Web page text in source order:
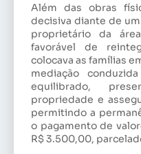
Além das obras
decisiva diante de
proprietário da
favorável de
colocava as famílias
mediação
equilibrado,
propriedade e
permitindo a
o pagamento de
R$ 3.500,00,